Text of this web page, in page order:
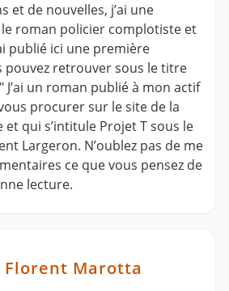
et de nouvelles, j’ai une
roman policier complotiste et
publié ici une première
pouvez retrouver sous le titre
J’ai un roman publié à mon actif
procurer sur le site de la
et qui s’intitule Projet T sous le
Largeron. N’oublez pas de me
ce que vous pensez de
lecture.
Florent Marotta